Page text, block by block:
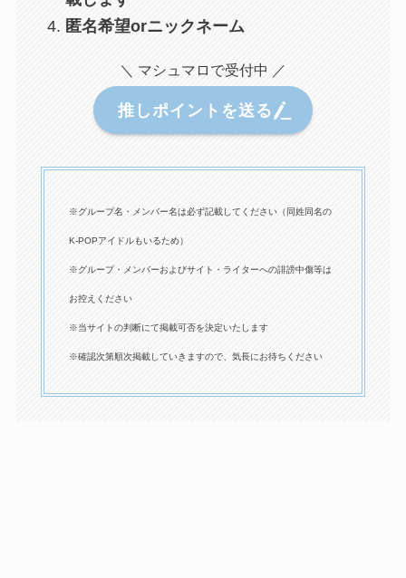
匿名希望orニックネーム
＼ マシュマロで受付中 ／
推しポイントを送る
※グループ名・メンバー名は必ず記載してください（同姓同名の
K-POPアイドルもいるため）
※グループ・メンバーおよびサイト・ライターへの誹謗中傷等は
お控えください
※当サイトの判断にて掲載可否を決定いたします
※確認次第順次掲載していきますので、気長にお待ちください